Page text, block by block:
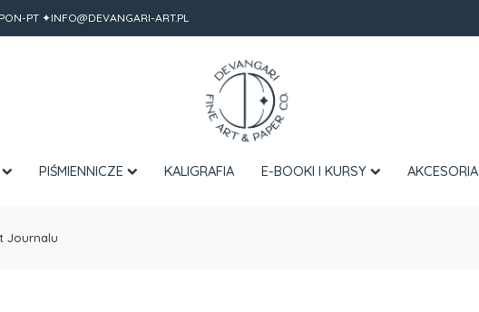
PT ✦INFO@DEVANGARI-ART.PL
PIŚMIENNICZE KALIGRAFIA E-BOOKI I KURSY AKCESORIA
Journalu